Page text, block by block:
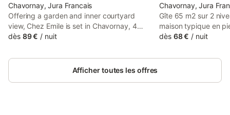
Chavornay, Jura Francais
Offering a garden and inner courtyard
view, Chez Emile is set in Chavornay, 48
km from SavoiExpo and 26 km from
home features free private parking and
private check-in and check-out.
dès 89 € / nuit
Chavornay, Jura
Gîte 65 m2 sur 2
maison typique en
mitoyenne à la
A l'étage: 2
dès 68 € / nuit
Afficher toutes les offres